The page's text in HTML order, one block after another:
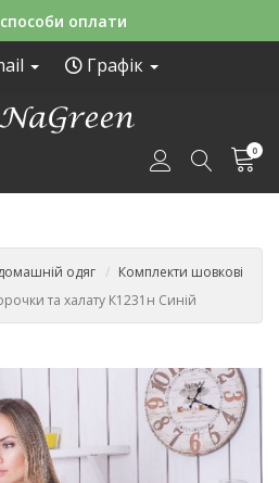
оплати
Графік
0
одяг
Комплекти шовкові
та халату К1231н Синій